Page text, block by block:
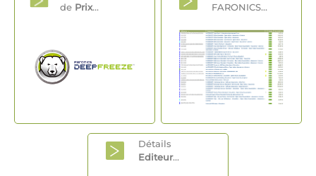
de Prix...
FARONICS...
Détails
Editeur...